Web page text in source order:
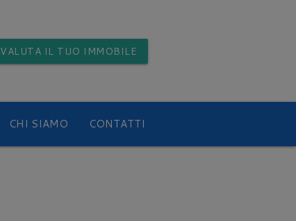
VALUTA IL TUO IMMOBILE
CHI SIAMO CONTATTI